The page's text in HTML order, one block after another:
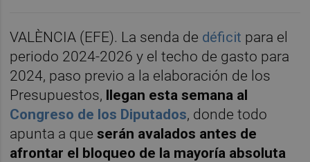
VALÈNCIA (EFE). La senda de déficit para el
periodo 2024-2026 y el techo de gasto para
2024, paso previo a la elaboración de los
Presupuestos, llegan esta semana al
Congreso de los Diputados, donde todo
apunta a queserán avalados antes de
afrontar el bloqueo de la mayoría absoluta